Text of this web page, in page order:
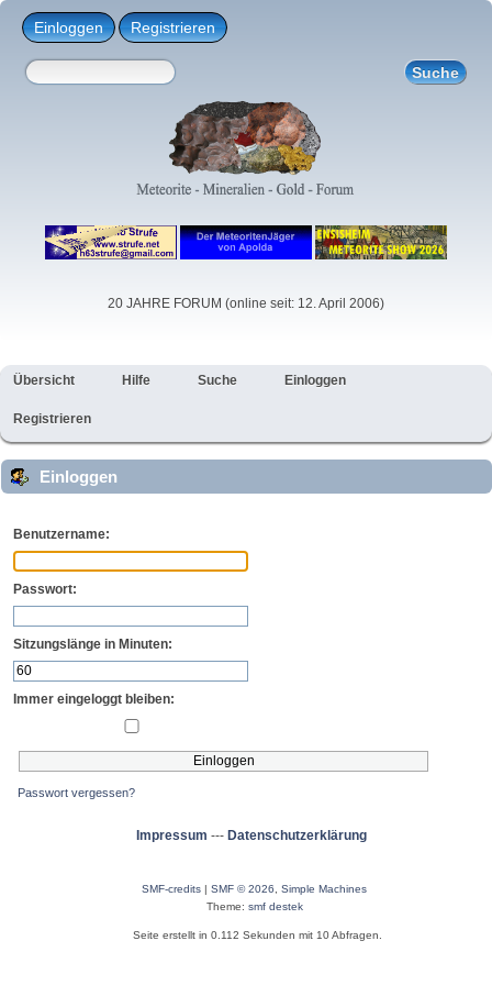
Einloggen Registrieren
20 JAHRE FORUM (online seit: 12. April 2006)
Übersicht Hilfe Suche Einloggen
Registrieren
Einloggen
Benutzername:
Passwort:
Sitzungslänge in Minuten:
Immer eingeloggt bleiben:
Passwort vergessen?
Impressum --- Datenschutzerklärung
SMF-credits | SMF © 2026
Simple Machines
Theme: smf destek
Seite erstellt in 0.112 Sekunden mit 10 Abfragen.